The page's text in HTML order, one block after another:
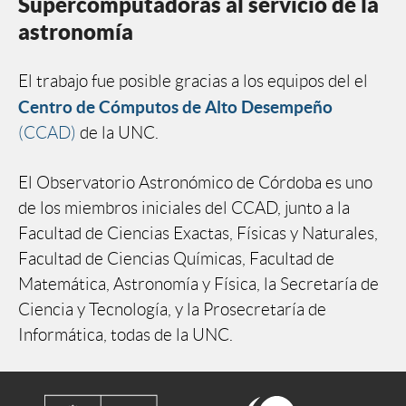
astronomía
El trabajo fue posible gracias a los equipos del el
Centro de Cómputos de Alto Desempeño
(CCAD) de la UNC.
El Observatorio Astronómico de Córdoba es uno
de los miembros iniciales del CCAD, junto a la
Facultad de Ciencias Exactas, Físicas y Naturales,
Facultad de Ciencias Químicas, Facultad de
Matemática, Astronomía y Física, la Secretaría de
Ciencia y Tecnología, y la Prosecretaría de
Informática, todas de la UNC.